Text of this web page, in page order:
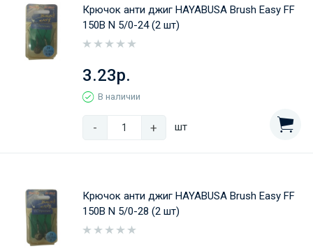
Крючок анти джиг HAYABUSA Brush Easy FF
150B N 5/0-24 (2 шт)
3.23р.
В наличии
- + шт
Крючок анти джиг HAYABUSA Brush Easy FF
150B N 5/0-28 (2 шт)